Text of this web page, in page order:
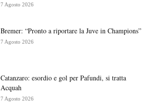
7 Agosto 2026
Bremer: “Pronto a riportare la Juve in Champions”
7 Agosto 2026
Catanzaro: esordio e gol per Pafundi, si tratta
Acquah
7 Agosto 2026